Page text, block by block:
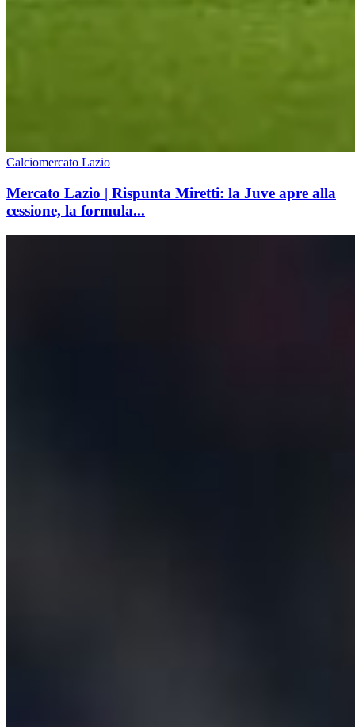
Calciomercato Lazio
Mercato Lazio | Rispunta Miretti: la Juve apre alla
cessione, la formula...